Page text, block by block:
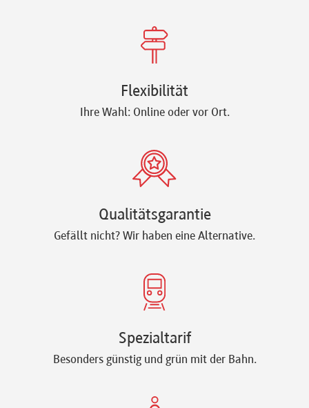
Flexibilität
Ihre Wahl: Online oder vor Ort.
Qualitätsgarantie
Gefällt nicht? Wir haben eine Alternative.
Spezialtarif
Besonders günstig und grün mit der Bahn.